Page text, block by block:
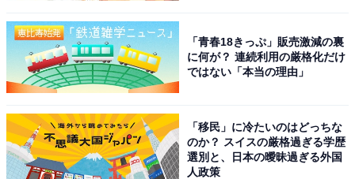
「青春18きっぷ」販売激減の裏
に何が？ 連続利用の厳格化だけ
ではない「本当の理由」
「移民」に冷たいのはどっちな
のか？ スイスの厳格過ぎる学歴
選別と、日本の曖昧過ぎる外国
人政策